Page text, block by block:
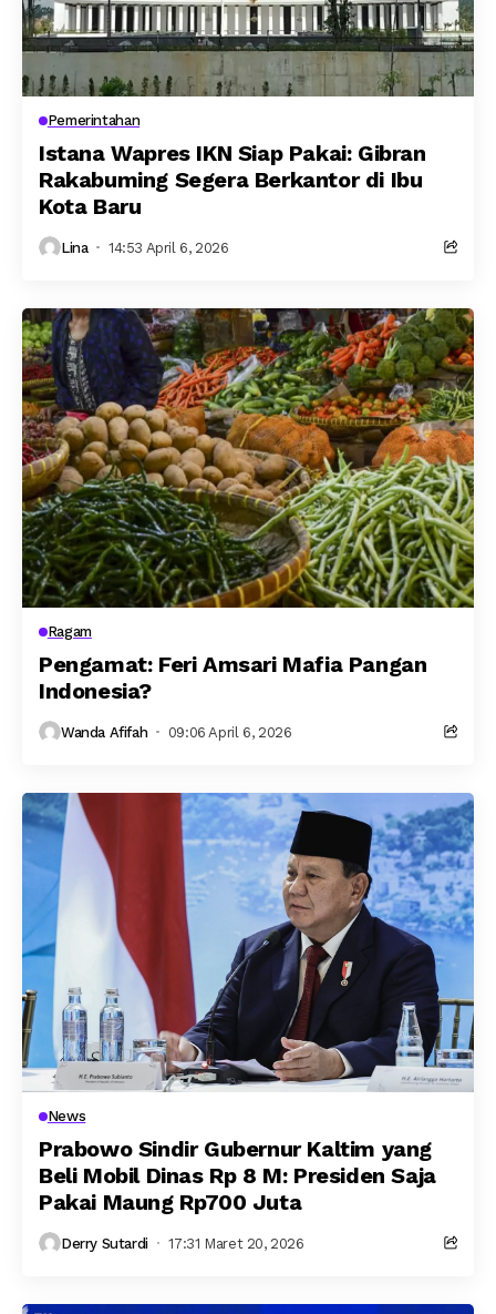
Pemerintahan
Istana Wapres IKN Siap Pakai: Gibran
Rakabuming Segera Berkantor di Ibu
Kota Baru
Lina 14:53 April 6, 2026
Ragam
Pengamat: Feri Amsari Mafia Pangan
Indonesia?
Wanda Afifah 09:06 April 6, 2026
News
Prabowo Sindir Gubernur Kaltim yang
Beli Mobil Dinas Rp 8 M: Presiden Saja
Pakai Maung Rp700 Juta
Derry Sutardi 17:31 Maret 20, 2026